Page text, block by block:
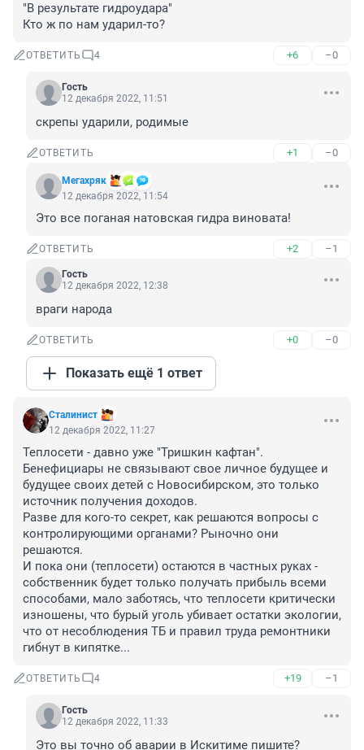
"В результате гидроудара"
Кто ж по нам ударил-то?
ОТВЕТИТЬ 4 +6 –0
Гость
12 декабря 2022, 11:51
скрепы ударили, родимые
ОТВЕТИТЬ +1 –0
Мегахряк
12 декабря 2022, 11:54
Это все поганая натовская гидра виновата!
ОТВЕТИТЬ +2 –1
Гость
12 декабря 2022, 12:38
враги народа
ОТВЕТИТЬ +0 –0
Показать ещё 1 ответ
Стaлинист
12 декабря 2022, 11:27
Теплосети - давно уже "Тришкин кафтан".
Бенефициары не связывают свое личное будущее и
будущее своих детей с Новосибирском, это только
источник получения доходов.
Разве для кого-то секрет, как решаются вопросы с
контролирующими органами? Рыночно они
решаются.
И пока они (теплосети) остаются в частных руках -
собственник будет только получать прибыль всеми
способами, мало заботясь, что теплосети критически
изношены, что бурый уголь убивает остатки экологии,
что от несоблюдения ТБ и правил труда ремонтники
гибнут в кипятке...
ОТВЕТИТЬ 4 +19 –1
Гость
12 декабря 2022, 11:33
Это вы точно об аварии в Искитиме пишите?